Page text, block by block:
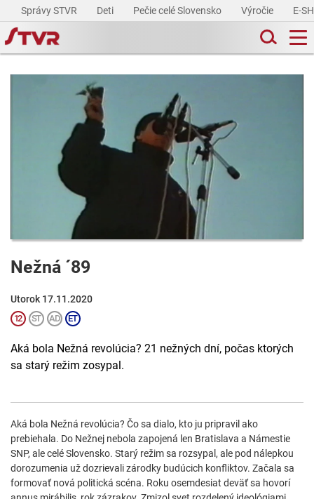
Správy STVR Deti Pečie celé Slovensko Výročie E-
Nežná ´89
Utorok 17.11.2020
Aká bola Nežná revolúcia? 21 nežných dní, počas ktorých
sa starý režim zosypal.
Aká bola Nežná revolúcia? Čo sa dialo, kto ju pripravil ako
prebiehala. Do Nežnej nebola zapojená len Bratislava a Námestie
SNP, ale celé Slovensko. Starý režim sa rozsypal, ale pod nálepkou
dorozumenia už dozrievali zárodky budúcich konfliktov. Začala sa
formovať nová politická scéna. Roku osemdesiat deväť sa hovorí